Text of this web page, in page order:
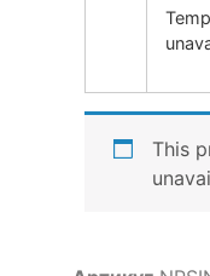
This